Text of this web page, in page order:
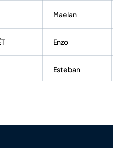
Maelan
Enzo
Esteban
Lohan